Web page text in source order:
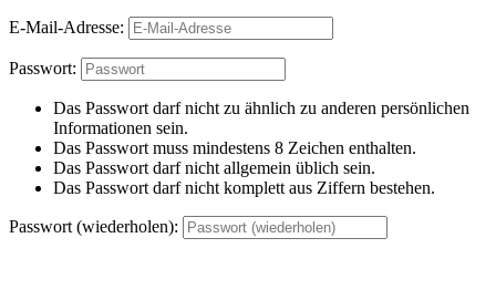
E-Mail-Adresse:
Passwort:
Das Passwort darf nicht zu ähnlich zu anderen persönlichen
Informationen sein.
Das Passwort muss mindestens 8 Zeichen enthalten.
Das Passwort darf nicht allgemein üblich sein.
Das Passwort darf nicht komplett aus Ziffern bestehen.
Passwort (wiederholen):